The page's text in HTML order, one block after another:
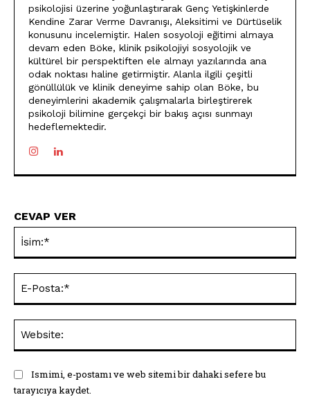
psikolojisi üzerine yoğunlaştırarak Genç Yetişkinlerde
Kendine Zarar Verme Davranışı, Aleksitimi ve Dürtüselik
konusunu incelemiştir. Halen sosyoloji eğitimi almaya
devam eden Böke, klinik psikolojiyi sosyolojik ve
kültürel bir perspektiften ele almayı yazılarında ana
odak noktası haline getirmiştir. Alanla ilgili çeşitli
gönüllülük ve klinik deneyime sahip olan Böke, bu
deneyimlerini akademik çalışmalarla birleştirerek
psikoloji bilimine gerçekçi bir bakış açısı sunmayı
hedeflemektedir.
CEVAP VER
Ismimi, e-postamı ve web sitemi bir dahaki sefere bu
tarayıcıya kaydet.